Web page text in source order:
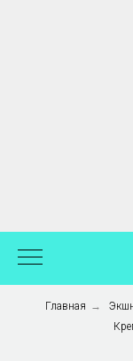
Главная →